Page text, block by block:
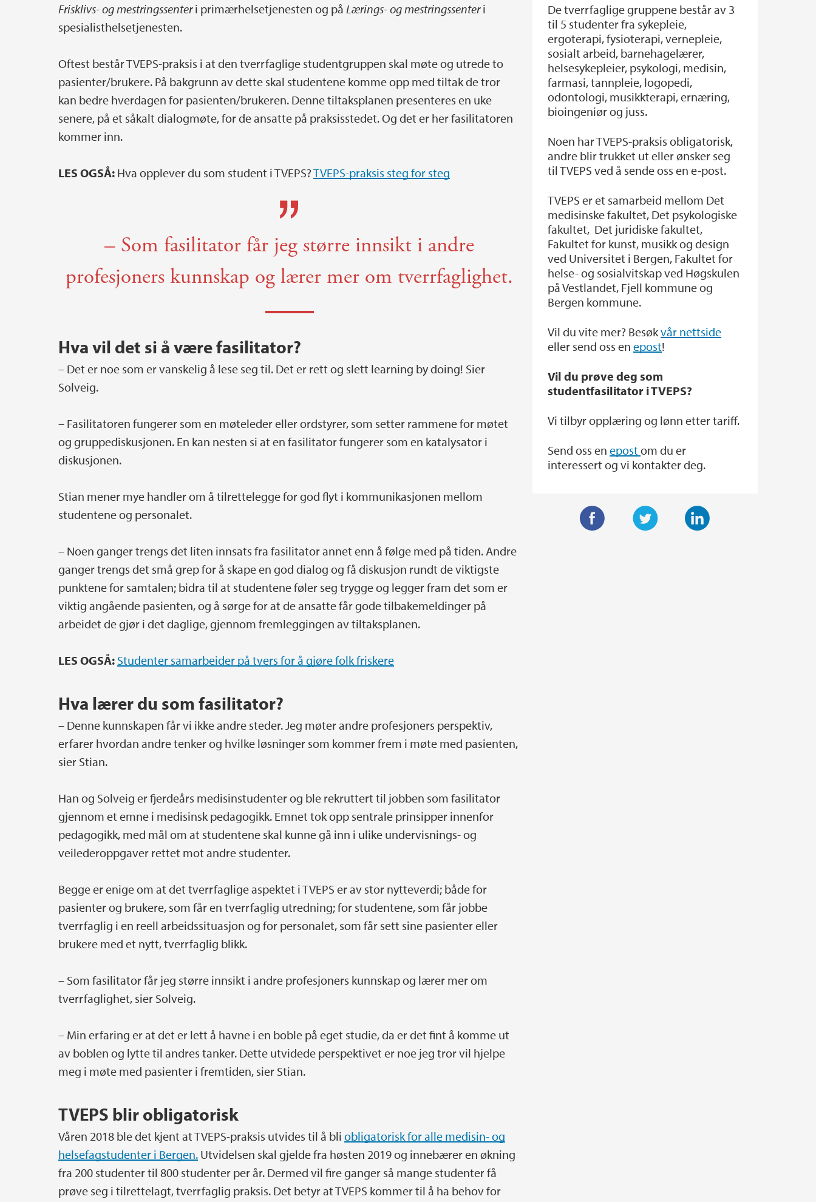
Frisklivs- og mestringssenteri primærhelsetjenesten og på Lærings- og mestringssenteri
spesialisthelsetjenesten.
Oftest består TVEPS-praksis i at den tverrfaglige studentgruppen skal møte og utrede to
pasienter/brukere. På bakgrunn av dette skal studentene komme opp med tiltak de tror
kan bedre hverdagen for pasienten/brukeren. Denne tiltaksplanen presenteres en uke
senere, på et såkalt dialogmøte, for de ansatte på praksisstedet. Og det er her fasilitatoren
kommer inn.
LES OGSÅ: Hva opplever du som student i TVEPS?TVEPS-praksis steg for steg
– Som fasilitator får jeg større innsikt i andre
profesjoners kunnskap og lærer mer om tverrfaglighet.
Hva vil det si å være fasilitator?
– Det er noe som er vanskelig å lese seg til. Det er rett og slett learning by doing! Sier
Solveig.
– Fasilitatoren fungerer som en møteleder eller ordstyrer, som setter rammene for møtet
og gruppediskusjonen. En kan nesten si at en fasilitator fungerer som en katalysator i
diskusjonen.
Stian mener mye handler om å tilrettelegge for god flyt i kommunikasjonen mellom
studentene og personalet.
– Noen ganger trengs det liten innsats fra fasilitator annet enn å følge med på tiden. Andre
ganger trengs det små grep for å skape en god dialog og få diskusjon rundt de viktigste
punktene for samtalen; bidra til at studentene føler seg trygge og legger fram det som er
viktig angående pasienten, og å sørge for at de ansatte får gode tilbakemeldinger på
arbeidet de gjør i det daglige, gjennom fremleggingen av tiltaksplanen.
LES OGSÅ: Studenter samarbeider på tvers for å gjøre folk friskere
Hva lærer du som fasilitator?
– Denne kunnskapen får vi ikke andre steder. Jeg møter andre profesjoners perspektiv,
erfarer hvordan andre tenker og hvilke løsninger som kommer frem i møte med pasienten,
sier Stian.
Han og Solveig er fjerdeårs medisinstudenter og ble rekruttert til jobben som fasilitator
gjennom et emne i medisinsk pedagogikk. Emnet tok opp sentrale prinsipper innenfor
pedagogikk, med mål om at studentene skal kunne gå inn i ulike undervisnings- og
veilederoppgaver rettet mot andre studenter.
Begge er enige om at det tverrfaglige aspektet i TVEPS er av stor nytteverdi; både for
pasienter og brukere, som får en tverrfaglig utredning; for studentene, som får jobbe
tverrfaglig i en reell arbeidssituasjon og for personalet, som får sett sine pasienter eller
brukere med et nytt, tverrfaglig blikk.
– Som fasilitator får jeg større innsikt i andre profesjoners kunnskap og lærer mer om
tverrfaglighet, sier Solveig.
– Min erfaring er at det er lett å havne i en boble på eget studie, da er det fint å komme ut
av boblen og lytte til andres tanker. Dette utvidede perspektivet er noe jeg tror vil hjelpe
meg i møte med pasienter i fremtiden, sier Stian.
TVEPS blir obligatorisk
Våren 2018 ble det kjent at TVEPS-praksis utvides til å bli obligatorisk for alle medisin- og
helsefagstudenter i Bergen. Utvidelsen skal gjelde fra høsten 2019 og innebærer en økning
fra 200 studenter til 800 studenter per år. Dermed vil fire ganger så mange studenter få
prøve seg i tilrettelagt, tverrfaglig praksis. Det betyr at TVEPS kommer til å ha behov for
De tverrfaglige gruppene består av 3
til 5 studenter fra sykepleie,
ergoterapi, fysioterapi, vernepleie,
sosialt arbeid, barnehagelærer,
helsesykepleier, psykologi, medisin,
farmasi, tannpleie, logopedi,
odontologi, musikkterapi, ernæring,
bioingeniør og juss.
Noen har TVEPS-praksis obligatorisk,
andre blir trukket ut eller ønsker seg
til TVEPS ved å sende oss en e-post.
TVEPS er et samarbeid mellom Det
medisinske fakultet, Det psykologiske
fakultet, Det juridiske fakultet,
Fakultet for kunst, musikk og design
ved Universitet i Bergen, Fakultet for
helse- og sosialvitskap ved Høgskulen
på Vestlandet, Fjell kommune og
Bergen kommune.
Vil du vite mer? Besøkvår nettside
eller send oss enepost!
Vil du prøve deg som
studentfasilitator i TVEPS?
Vi tilbyr opplæring og lønn etter tariff.
Send oss enepostom du er
interessert og vi kontakter deg.